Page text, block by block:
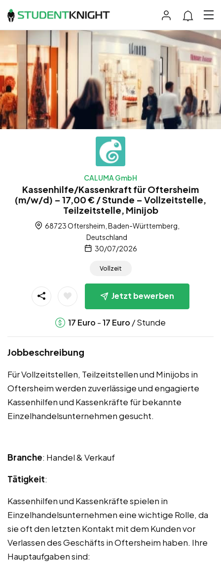
CALUMA GmbH
Kassenhilfe/Kassenkraft für Oftersheim
(m/w/d) – 17,00 € / Stunde – Vollzeitstelle,
Teilzeitstelle, Minijob
68723 Oftersheim, Baden-Württemberg,
Deutschland
30/07/2026
Vollzeit
Jetzt bewerben
17 Euro -17 Euro / Stunde
Jobbeschreibung
Für Vollzeitstellen, Teilzeitstellen und Minijobs in
Oftersheim werden zuverlässige und engagierte
Kassenhilfen und Kassenkräfte für bekannte
Einzelhandelsunternehmen gesucht.
Branche: Handel & Verkauf
Tätigkeit:
Kassenhilfen und Kassenkräfte spielen in
Einzelhandelsunternehmen eine wichtige Rolle, da
sie oft den letzten Kontakt mit dem Kunden vor
Verlassen des Geschäfts in Oftersheim haben. Ihre
Hauptaufgaben sind: